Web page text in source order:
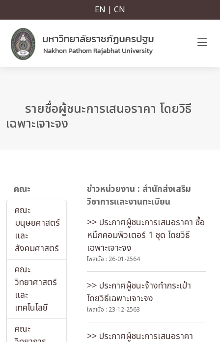
EN | CN
รายชื่อผู้ชนะการเสนอราคา โดยวิธี
เฉพาะเจาะจง
คณะ
คณะ
มนุษยศาสตร์
และ
สังคมศาสตร์
คณะ
วิทยาศาสตร์
และ
เทคโนโลยี
คณะ
ข่าวหน่วยงาน : สำนักส่งเสริม
วิชาการและงานทะเบียน
>> ประกาศผู้ชนะการเสนอราคา ซื้อ
หมึกคอมพิวเตอร์ 1 ชุด โดยวิธี
เฉพาะเจาะจง
โพสเมื่อ : 26-01-2564
>> ประกาศผู้ชนะจ้างทำกระเป๋า
โดยวิธีเฉพาะเจาะจง
โพสเมื่อ : 23-12-2563
>> ประกาศผู้ชนะการเสนอราคา